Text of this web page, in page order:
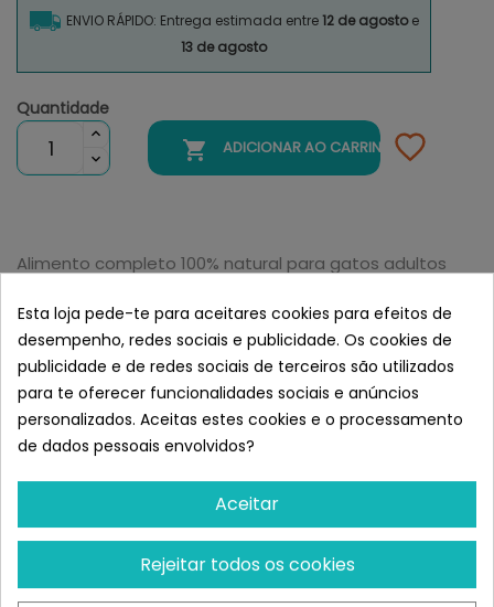
ENVIO RÁPIDO: Entrega estimada entre12 de agostoe
13 de agosto
Quantidade
 ADICIONAR AO CARRINHO
Alimento completo 100% natural para gatos adultos
Contém apenas os ingredientes indicados.
Semelhante a Applaws Tarrina
Gatos 60 gr Filete Atún y Gambas
Esta loja pede-te para aceitares cookies para efeitos de
desempenho, redes sociais e publicidade. Os cookies de
publicidade e de redes sociais de terceiros são utilizados
para te oferecer funcionalidades sociais e anúncios
personalizados. Aceitas estes cookies e o processamento
de dados pessoais envolvidos?
Aceitar
Rejeitar todos os cookies